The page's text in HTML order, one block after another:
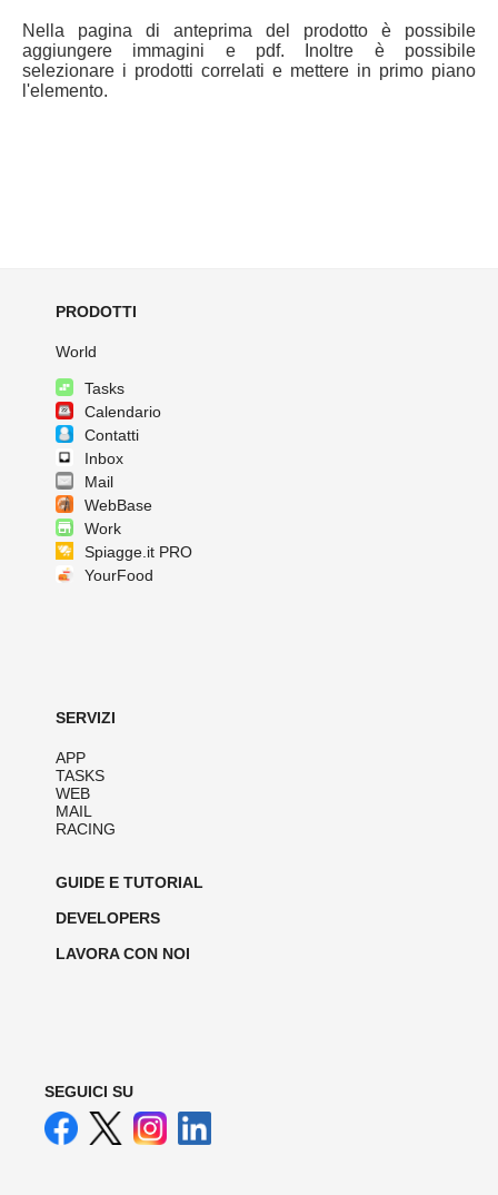
Nella pagina di anteprima del prodotto è possibile
aggiungere immagini e pdf. Inoltre è possibile
selezionare i prodotti correlati e mettere in primo piano
l'elemento.
PRODOTTI
World
Tasks
Calendario
Contatti
Inbox
Mail
WebBase
Work
Spiagge.it PRO
YourFood
SERVIZI
APP
TASKS
WEB
MAIL
RACING
GUIDE E TUTORIAL
DEVELOPERS
LAVORA CON NOI
SEGUICI SU